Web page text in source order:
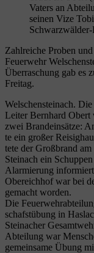
Vaters an
seinen Vize
Zahl­rei­che Pro­ben
Feu­er­wehr
Über­ra­schung gab es
Freitag.
Wel­schen­stein­ach.
Lei­ter Bern­hard
zwei Brand­ein­sät­ze:
te ein gro­ßer
te­te der Groß­brand
Stein­ach ein
Alar­mie­rung
Ober­eich­hof war bei
gemacht worden.
Die
schafst­übung in
Steinacher
Abtei­lung war
gemein­sa­me Übung